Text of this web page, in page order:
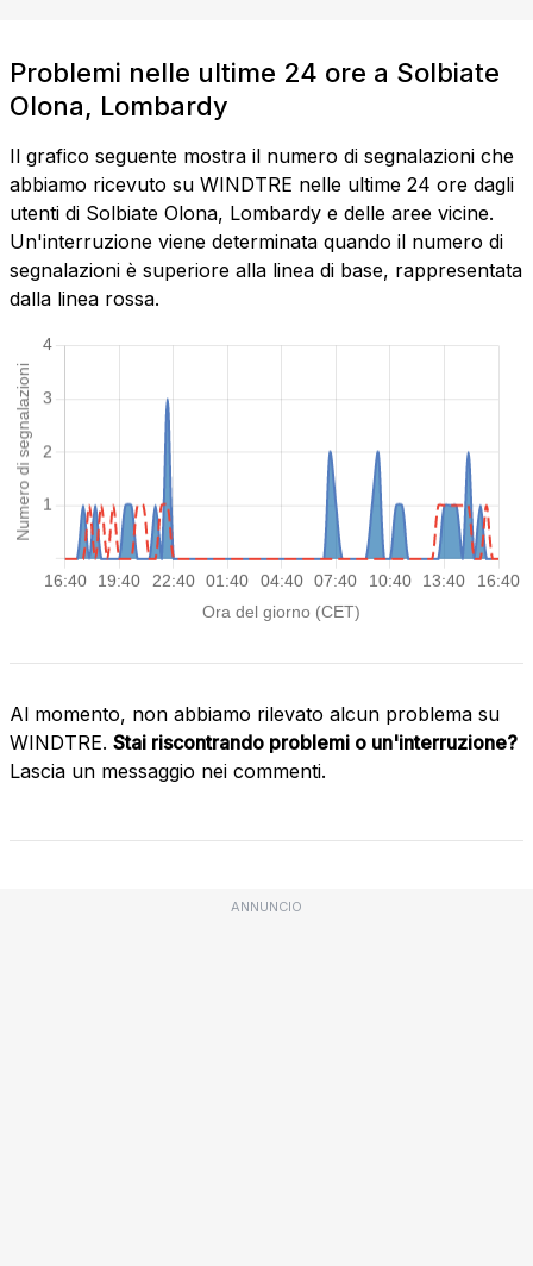
Problemi nelle ultime 24 ore a Solbiate
Olona, Lombardy
Il grafico seguente mostra il numero di segnalazioni che
abbiamo ricevuto su WINDTRE nelle ultime 24 ore dagli
utenti di Solbiate Olona, Lombardy e delle aree vicine.
Un'interruzione viene determinata quando il numero di
segnalazioni è superiore alla linea di base, rappresentata
dalla linea rossa.
Al momento, non abbiamo rilevato alcun problema su
WINDTRE. Stai riscontrando problemi o un'interruzione?
Lascia un messaggio nei commenti.
ANNUNCIO